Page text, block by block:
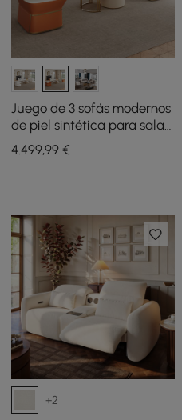
Juego de 3 sofás modernos
de piel sintética para sala
de estar en blanco y
naranja
4.499,99 €
+2